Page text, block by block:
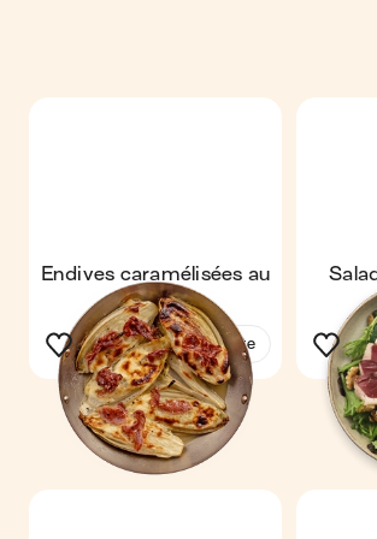
Endives caramélisées au
jambon
Voir la recette